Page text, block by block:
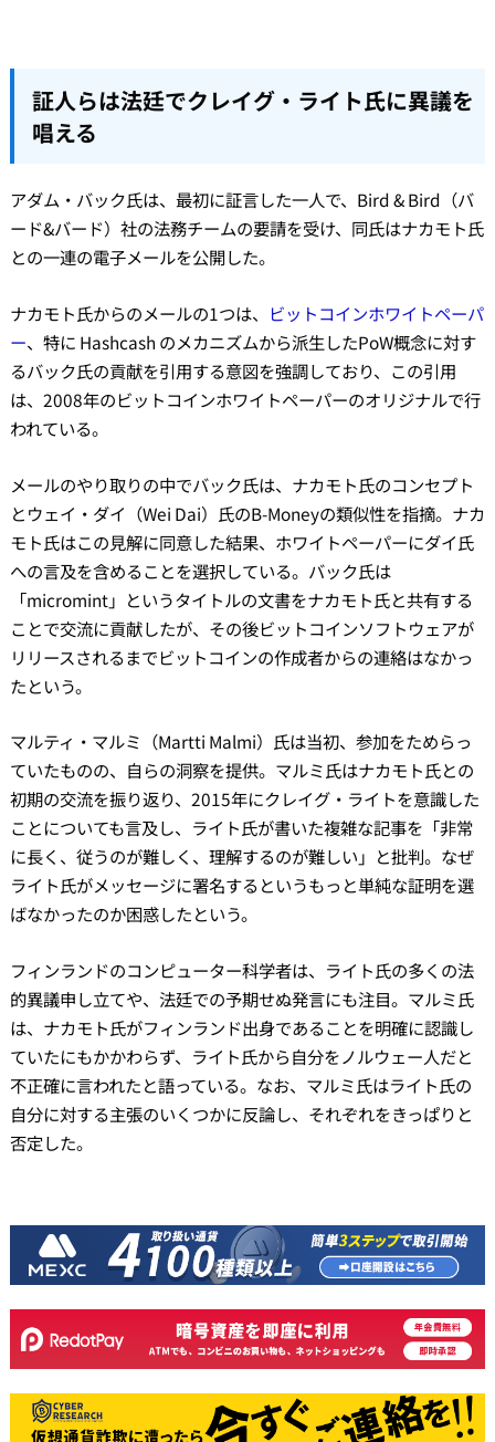
証人らは法廷でクレイグ・ライト氏に異議を
唱える
アダム・バック氏は、最初に証言した一人で、Bird & Bird（バ
ード&バード）社の法務チームの要請を受け、同氏はナカモト氏
との一連の電子メールを公開した。
ナカモト氏からのメールの1つは、
ビットコインホワイトペーパ
ー、特に Hashcash のメカニズムから派生したPoW概念に対す
るバック氏の貢献を引用する意図を強調しており、この引用
は、2008年のビットコインホワイトペーパーのオリジナルで行
われている。
メールのやり取りの中でバック氏は、ナカモト氏のコンセプト
とウェイ・ダイ（Wei Dai）氏のB-Moneyの類似性を指摘。ナカ
モト氏はこの見解に同意した結果、ホワイトペーパーにダイ氏
への言及を含めることを選択している。バック氏は
「micromint」というタイトルの文書をナカモト氏と共有する
ことで交流に貢献したが、その後ビットコインソフトウェアが
リリースされるまでビットコインの作成者からの連絡はなかっ
たという。
マルティ・マルミ（Martti Malmi）氏は当初、参加をためらっ
ていたものの、自らの洞察を提供。マルミ氏はナカモト氏との
初期の交流を振り返り、2015年にクレイグ・ライトを意識した
ことについても言及し、ライト氏が書いた複雑な記事を「非常
に長く、従うのが難しく、理解するのが難しい」と批判。なぜ
ライト氏がメッセージに署名するというもっと単純な証明を選
ばなかったのか困惑したという。
フィンランドのコンピューター科学者は、ライト氏の多くの法
的異議申し立てや、法廷での予期せぬ発言にも注目。マルミ氏
は、ナカモト氏がフィンランド出身であることを明確に認識し
ていたにもかかわらず、ライト氏から自分をノルウェー人だと
不正確に言われたと語っている。なお、マルミ氏はライト氏の
自分に対する主張のいくつかに反論し、それぞれをきっぱりと
否定した。